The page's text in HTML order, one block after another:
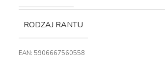
RODZAJ RANTU
EAN: 5906667560558